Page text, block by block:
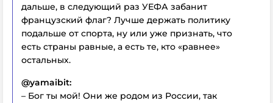
дальше, в следующий раз УЕФА забанит
французский флаг? Лучше держать политику
подальше от спорта, ну или уже признать, что
есть страны равные, а есть те, кто «равнее»
остальных.
@yamaibit:
– Бог ты мой! Они же родом из России, так